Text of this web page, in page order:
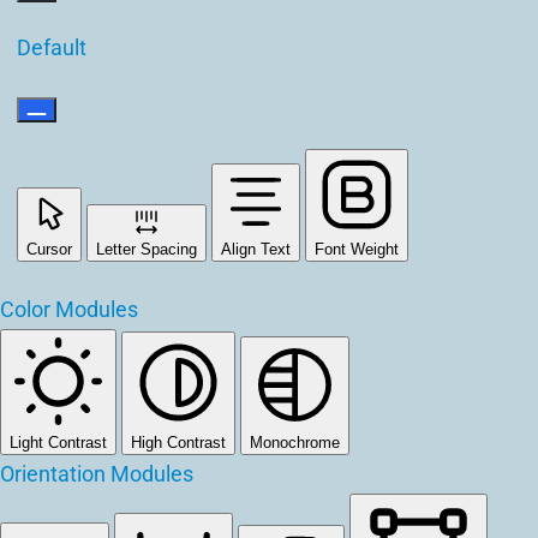
Default
Cursor Letter Spacing Align Text Font Weight
Color Modules
Light Contrast High Contrast Monochrome
Orientation Modules